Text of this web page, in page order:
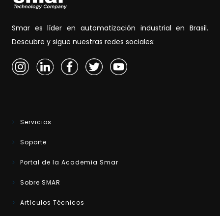
Smar es líder en automatización industrial en Brasil.
Descubre y sigue nuestras redes sociales:
Servicios
Soporte
Portal de la Academia Smar
Sobre SMAR
Artículos Técnicos